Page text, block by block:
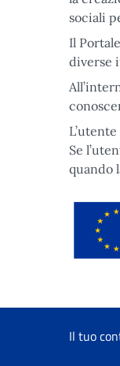
sociali
Il
diverse
Se
quando
Il tuo